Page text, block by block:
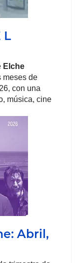
L
Elche
meses de
con una
música, cine
Abril,